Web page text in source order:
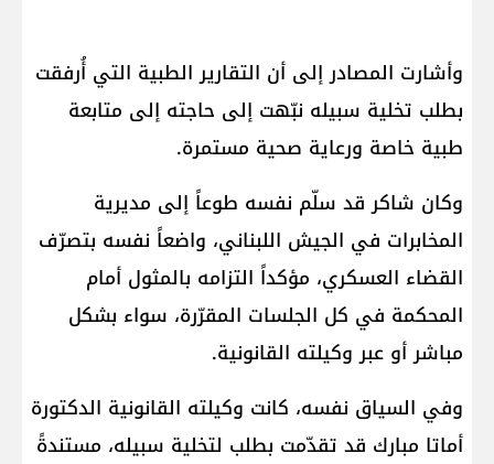
وأشارت المصادر إلى أن التقارير الطبية التي أُرفقت
بطلب تخلية سبيله نبّهت إلى حاجته إلى متابعة
طبية خاصة ورعاية صحية مستمرة.
وكان شاكر قد سلّم نفسه طوعاً إلى مديرية
المخابرات في الجيش اللبناني، واضعاً نفسه بتصرّف
القضاء العسكري، مؤكداً التزامه بالمثول أمام
المحكمة في كل الجلسات المقرّرة، سواء بشكل
مباشر أو عبر وكيلته القانونية.
وفي السياق نفسه، كانت وكيلته القانونية الدكتورة
أماتا مبارك قد تقدّمت بطلب لتخلية سبيله، مستندةً